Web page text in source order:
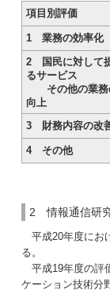
項目別評価
1 業務の効率化
2 国民に対して
るサービス
その他の業務
向上
3 財務内容の改
4 その他
2 情報通信研
平成20年度にお
る。
平成19年度の評
ケーション技術分